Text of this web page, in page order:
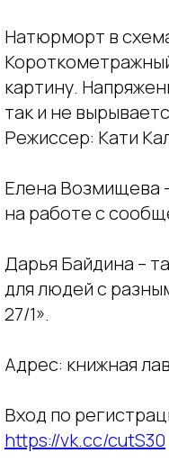
Натюрморт в
картину.
так и не
Режиссер: Кати
Елена Возмищева
на работе с
Дарья Байдина –
для людей с
27/1».
Адрес: книжная
Вход по
https://vk.cc/cutS30